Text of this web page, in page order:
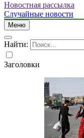
Новостная рассылка
Случайные новости
Меню
Найти:
Заголовки